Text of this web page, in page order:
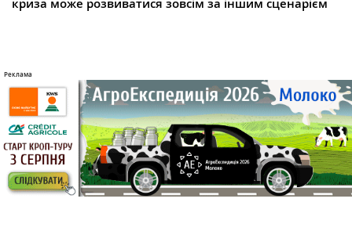
криза може розвиватися зовсім за іншим сценарієм